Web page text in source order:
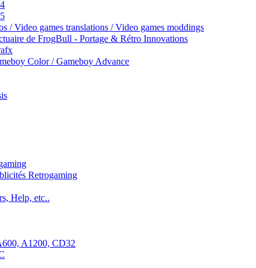
/ Video games translations / Video games moddings
de FrogBull - Portage & Rétro Innovations
Color / Gameboy Advance
Retrogaming
Help, etc..
A1200, CD32